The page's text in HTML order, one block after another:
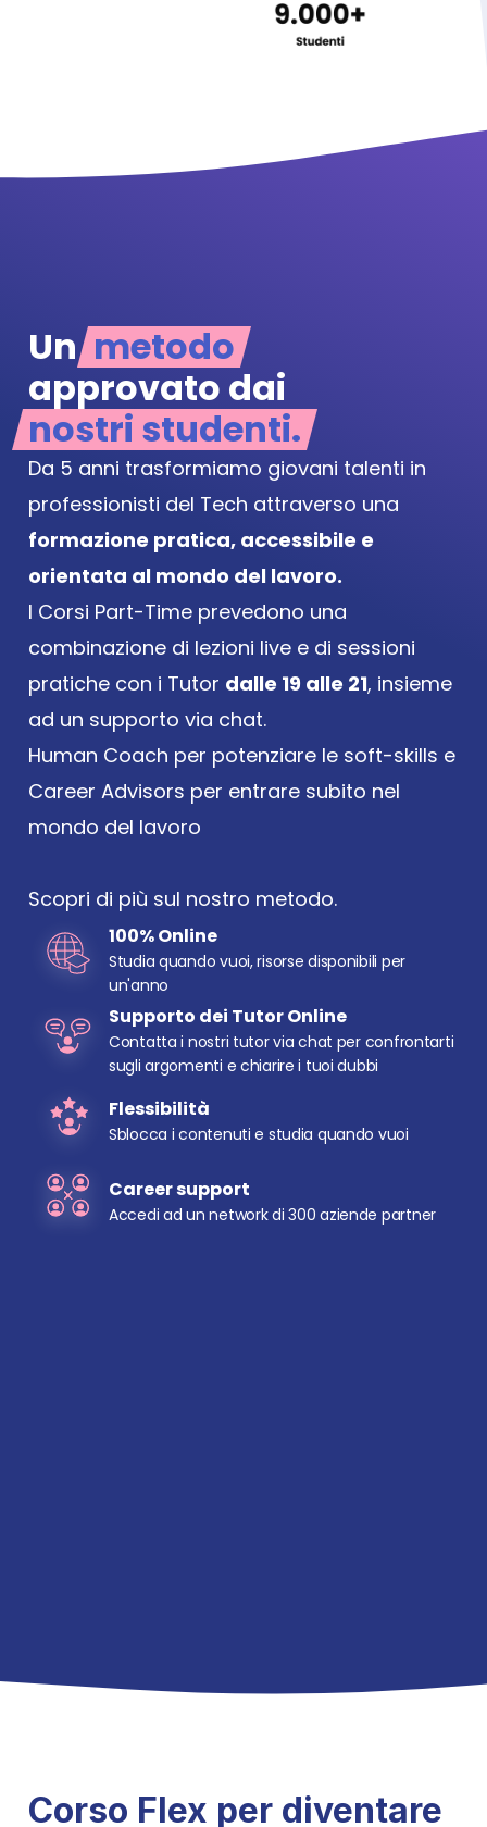
Un metodo
approvato dai
nostri studenti.
Da 5 anni trasformiamo giovani talenti in
formazione pratica, accessibile e
orientata al mondo del lavoro.
I Corsi Part-Time prevedono una
combinazione di lezioni live e di sessioni
pratiche con i Tutor dalle 19 alle 21, insieme
ad un supporto via chat.
Human Coach per potenziare le soft-skills e
Career Advisors per entrare subito nel
mondo del lavoro
Scopri di più sul nostro metodo.
100% Online
Studia quando vuoi, risorse disponibili per
un'anno
Supporto dei Tutor Online
Contatta i nostri tutor via chat per confrontarti
sugli argomenti e chiarire i tuoi dubbi
Flessibilità
Sblocca i contenuti e studia quando vuoi
Career support
Accedi ad un network di 300 aziende partner
Corso Flex per diventare